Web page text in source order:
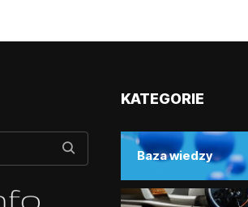
KATEGORIE
Baza wiedzy